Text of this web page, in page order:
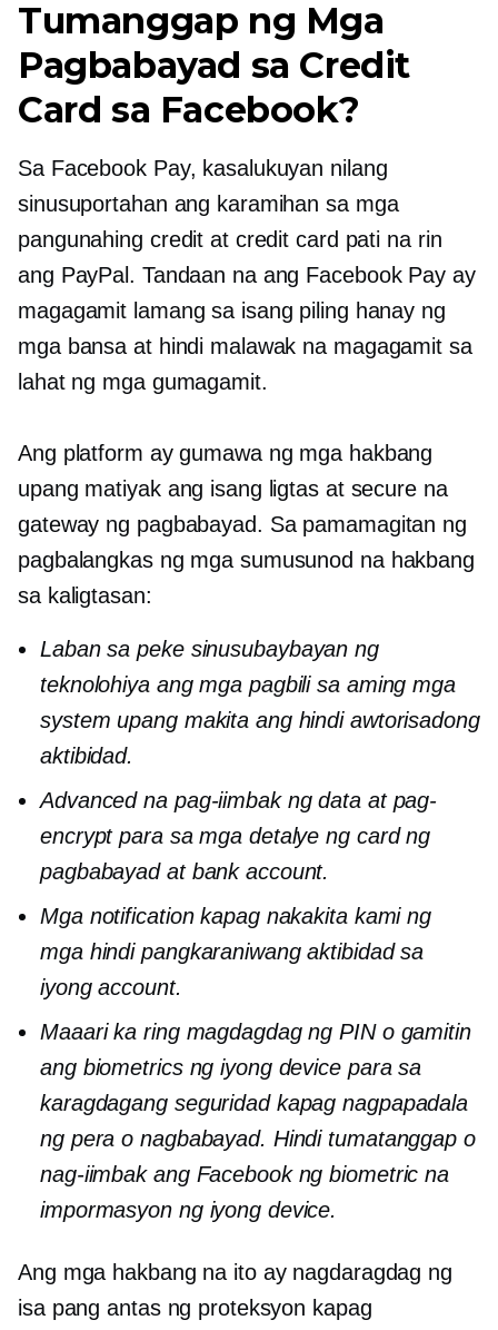
Tumanggap ng Mga
Pagbabayad sa Credit
Card sa Facebook?
Sa Facebook Pay, kasalukuyan nilang
sinusuportahan ang karamihan sa mga
pangunahing credit at credit card pati na rin
ang PayPal. Tandaan na ang Facebook Pay ay
magagamit lamang sa isang piling hanay ng
mga bansa at hindi malawak na magagamit sa
lahat ng mga gumagamit.
Ang platform ay gumawa ng mga hakbang
upang matiyak ang isang ligtas at secure na
gateway ng pagbabayad. Sa pamamagitan ng
pagbalangkas ng mga sumusunod na hakbang
sa kaligtasan:
Laban sa pekesinusubaybayan ng
teknolohiya ang mga pagbili sa aming mga
system upang makita ang hindi awtorisadong
aktibidad.
Advanced na pag-iimbak ng data at pag-
encrypt para sa mga detalye ng card ng
pagbabayad at bank account.
Mga notification kapag nakakita kami ng
mga hindi pangkaraniwang aktibidad sa
iyong account.
Maaari ka ring magdagdag ng PIN o gamitin
ang biometrics ng iyong device para sa
karagdagang seguridad kapag nagpapadala
ng pera o nagbabayad. Hindi tumatanggap o
nag-iimbak ang Facebook ng biometric na
impormasyon ng iyong device.
Ang mga hakbang na ito ay nagdaragdag ng
isa pang antas ng proteksyon kapag